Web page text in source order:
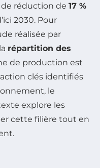
réduction de 17 %
2030. Pour
réalisée par
répartition des
de production est
clés identifiés
le
explore les
cette filière tout en